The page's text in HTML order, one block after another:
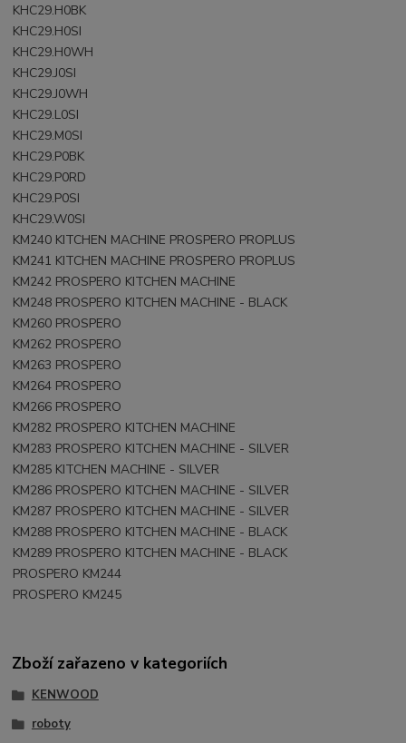
KHC29.H0BK
KHC29.H0SI
KHC29.H0WH
KHC29.J0SI
KHC29.J0WH
KHC29.L0SI
KHC29.M0SI
KHC29.P0BK
KHC29.P0RD
KHC29.P0SI
KHC29.W0SI
KM240 KITCHEN MACHINE PROSPERO PROPLUS
KM241 KITCHEN MACHINE PROSPERO PROPLUS
KM242 PROSPERO KITCHEN MACHINE
KM248 PROSPERO KITCHEN MACHINE - BLACK
KM260 PROSPERO
KM262 PROSPERO
KM263 PROSPERO
KM264 PROSPERO
KM266 PROSPERO
KM282 PROSPERO KITCHEN MACHINE
KM283 PROSPERO KITCHEN MACHINE - SILVER
KM285 KITCHEN MACHINE - SILVER
KM286 PROSPERO KITCHEN MACHINE - SILVER
KM287 PROSPERO KITCHEN MACHINE - SILVER
KM288 PROSPERO KITCHEN MACHINE - BLACK
KM289 PROSPERO KITCHEN MACHINE - BLACK
PROSPERO KM244
PROSPERO KM245
Zboží zařazeno v kategoriích
KENWOOD
roboty